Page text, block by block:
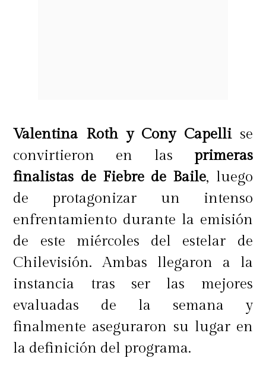
Valentina Roth y Cony Capellise
convirtieron en las primeras
finalistas de Fiebre de Baile, luego
de protagonizar un intenso
enfrentamiento durante la emisión
de este miércoles del estelar de
Chilevisión. Ambas llegaron a la
instancia tras ser las mejores
evaluadas de la semana y
finalmente aseguraron su lugar en
la definición del programa.